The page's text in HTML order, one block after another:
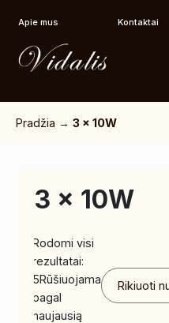
Apie mus Kontaktai
Pradžia →3 x 10W
3 x 10W
Rodomi visi
rezultatai:
5Rūšiuojama
pagal
naujausią